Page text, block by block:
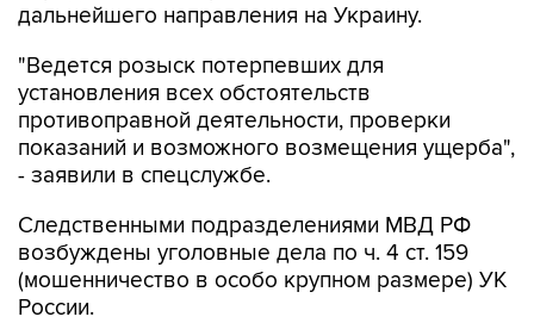
дальнейшего направления на Украину.
"Ведется розыск потерпевших для
установления всех обстоятельств
противоправной деятельности, проверки
показаний и возможного возмещения ущерба",
- заявили в спецслужбе.
Следственными подразделениями МВД РФ
возбуждены уголовные дела по ч. 4 ст. 159
(мошенничество в особо крупном размере) УК
России.